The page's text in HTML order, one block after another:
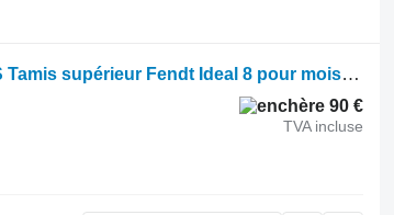
Tamis de moissonneuse-batteuse Autres/DIVERS Tamis supérieur Fendt Ideal 8 pour moissonneuse-batteuse Fendt Ideal 8
90 €
TVA incluse